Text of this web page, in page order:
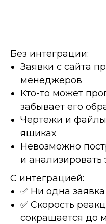
Без интеграции:
Заявки с сайта
менеджеров
Кто-то может
забывает его
Чертежи и файлы
ящиках
Невозможно
и анализировать
С интеграцией:
✅ Ни одна
✅ Скорость
сокращается до